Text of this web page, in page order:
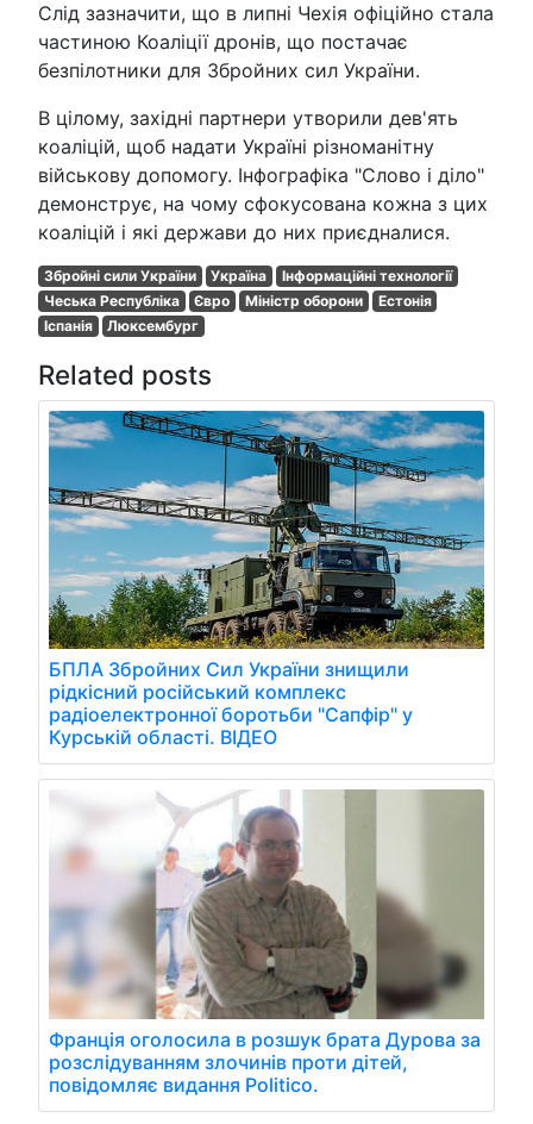
Слід зазначити, що в липні Чехія офіційно стала
частиною Коаліції дронів, що постачає
безпілотники для Збройних сил України.
В цілому, західні партнери утворили дев'ять
коаліцій, щоб надати Україні різноманітну
військову допомогу. Інфографіка "Слово і діло"
демонструє, на чому сфокусована кожна з цих
коаліцій і які держави до них приєдналися.
Збройні сили України Україна
Інформаційні технології
Чеська Республіка
Євро Міністр оборони
Естонія
Іспанія
Люксембург
Related posts
БПЛА Збройних Сил України знищили
рідкісний російський комплекс
радіоелектронної боротьби "Сапфір" у
Курській області. ВІДЕО
Франція оголосила в розшук брата Дурова за
розслідуванням злочинів проти дітей,
повідомляє видання Politico.